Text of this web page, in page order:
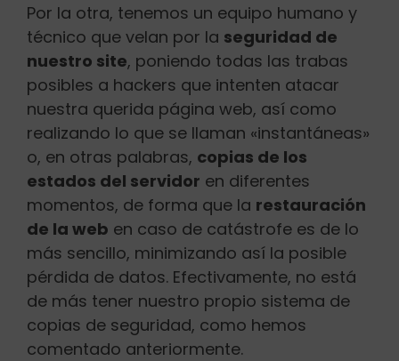
Por la otra, tenemos un equipo humano y
técnico que velan por la seguridad de
nuestro site, poniendo todas las trabas
posibles a hackers que intenten atacar
nuestra querida página web, así como
realizando lo que se llaman «instantáneas»
o, en otras palabras, copias de los
estados del servidor en diferentes
momentos, de forma que la restauración
de la web en caso de catástrofe es de lo
más sencillo, minimizando así la posible
pérdida de datos. Efectivamente, no está
de más tener nuestro propio sistema de
copias de seguridad, como hemos
comentado anteriormente.